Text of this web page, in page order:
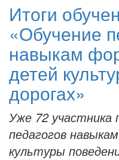
Итоги
«Обучение
навыкам
детей
дорогах»
Уже 72 участника
педагогов
культуры